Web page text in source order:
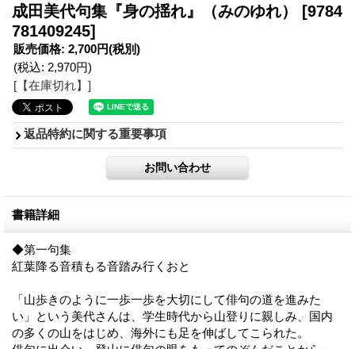
成田美代句集『身の揺れ』（みのゆれ）
[9784
781409245]
販売価格: 2,700円(税別)
(税込: 2,970円)
[【在庫切れ】]
返品特約に関する重要事項
書籍詳細
◆第一句集
紅葉降る音積もる音踏み行くおと
「山歩きのように一歩一歩を大切にして俳句の道を進みた
い」という美代さんは、学生時代から山登りに親しみ、国内
の多くの山をはじめ、海外にも足を伸ばしてこられた。